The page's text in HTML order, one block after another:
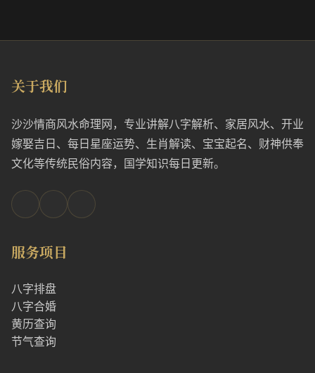
关于我们
沙沙情商风水命理网，专业讲解八字解析、家居风水、开业
嫁娶吉日、每日星座运势、生肖解读、宝宝起名、财神供奉
文化等传统民俗内容，国学知识每日更新。
服务项目
八字排盘
八字合婚
黄历查询
节气查询